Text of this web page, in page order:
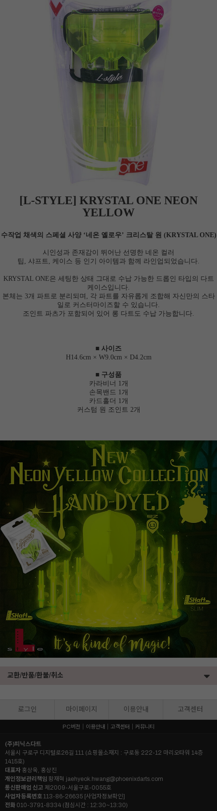
[L-STYLE] KRYSTAL ONE NEON
YELLOW
수작업 채색의 스페셜 사양 ‘네온 옐로우’ 크리스탈 원 (KRYSTAL ONE)
시인성과 존재감이 뛰어난 선명한 네온 컬러
팁, 샤프트, 케이스 등 인기 아이템과 함께 라인업되었습니다.
KRYSTAL ONE은 세팅한 상태 그대로 수납 가능한 드롭인 타입의 다트
케이스입니다.
본체는 3개 파트로 분리되며, 각 파트를 자유롭게 조합해 자신만의 스타
일로 커스터마이즈할 수 있습니다.
조인트 파츠가 포함되어 있어 롱 다트도 수납 가능합니다.
■ 사이즈
H14.6cm × W9.0cm × D4.2cm
■ 구성품
카라비너 1개
손목밴드 1개
카드홀더 1개
커스텀 원 조인트 2개
교환/반품/환불/취소
로그인 마이페이지 이용안내 고객센터
PC버전 이용안내 고객센터 커뮤니티
(주)피닉스다트
서울시 구로구 디지털로26길 111 (쇼핑몰소재지 : 구로동 222-12 마리오타워 14층
1415호)
대표자 홍상욱, 홍상진
개인정보관리책임 황재혁 jaehyeok.hwang@phoenixdarts.com
통신판매업 신고 제2009-서울구로-0055호
사업자등록번호 113-86-26635 [사업자정보확인]
전화 010-3791-8334 (점심시간 : 12:30~13:30)